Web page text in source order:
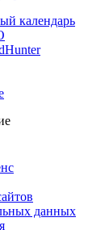
календарь
данных